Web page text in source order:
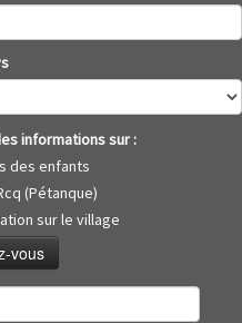
informations sur :
des enfants
(Pétanque)
sur le village